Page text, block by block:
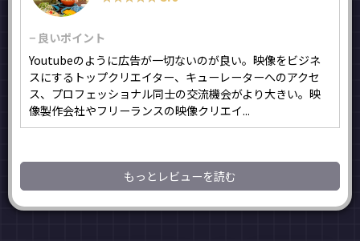
− 良いポイント
Youtubeのように広告が一切ないのが良い。映像をビジネ
スにするトップクリエイター、キューレーターへのアクセ
ス、プロフェッショナル同士の交流機会がより大きい。映
像製作会社やフリーランスの映像クリエイ...
もっとレビューを読む